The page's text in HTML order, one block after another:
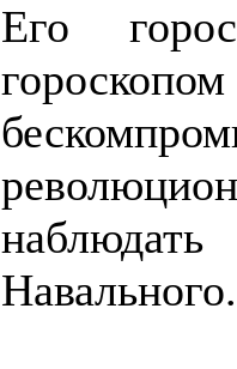
Его
Навального.